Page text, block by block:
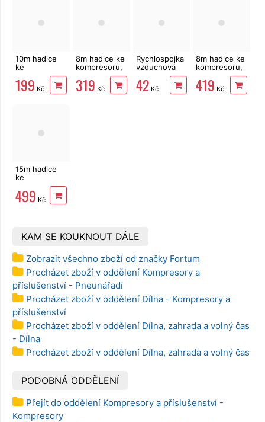
10m hadice
ke
kompresoru
1/4" EXTOL,
spirálová s
199 Kč
8m hadice ke
kompresoru,
1/4", 6/9mm,
EXTOL
Premium
319 Kč
Rychlospojka
vzduchová
vnějším
závitem G-
42 Kč
8m hadice ke
kompresoru,
1/4", 8/12mm,
spirálová
EXTOL
419 Kč
15m hadice
ke
kompresoru
1/4", 6/9mm,
EXTOL
499 Kč
KAM SE KOUKNOUT DÁLE
Zobrazit všechno zboží od značky Fortum
Procházet zboží v oddělení Kompresory a
příslušenství - Pneunářadí
Procházet zboží v oddělení Dílna - Kompresory a
příslušenství
Procházet zboží v oddělení Dílna, zahrada a volný čas
- Dílna
Procházet zboží v oddělení Dílna, zahrada a volný čas
PODOBNÁ ODDĚLENÍ
Přejít do oddělení Kompresory a příslušenství -
Kompresory